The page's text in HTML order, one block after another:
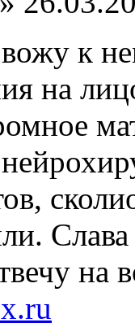
к
на
на